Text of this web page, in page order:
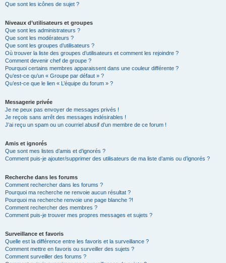
Que sont les icônes de sujet ?
Niveaux d’utilisateurs et groupes
Que sont les administrateurs ?
Que sont les modérateurs ?
Que sont les groupes d’utilisateurs ?
Où trouver la liste des groupes d’utilisateurs et comment les rejoindre ?
Comment devenir chef de groupe ?
Pourquoi certains membres apparaissent dans une couleur différente ?
Qu’est-ce qu’un « Groupe par défaut » ?
Qu’est-ce que le lien « L’équipe du forum » ?
Messagerie privée
Je ne peux pas envoyer de messages privés !
Je reçois sans arrêt des messages indésirables !
J’ai reçu un spam ou un courriel abusif d’un membre de ce forum !
Amis et ignorés
Que sont mes listes d’amis et d’ignorés ?
Comment puis-je ajouter/supprimer des utilisateurs de ma liste d’amis ou d’ignorés ?
Recherche dans les forums
Comment rechercher dans les forums ?
Pourquoi ma recherche ne renvoie aucun résultat ?
Pourquoi ma recherche renvoie une page blanche ?!
Comment rechercher des membres ?
Comment puis-je trouver mes propres messages et sujets ?
Surveillance et favoris
Quelle est la différence entre les favoris et la surveillance ?
Comment mettre en favoris ou surveiller des sujets ?
Comment surveiller des forums ?